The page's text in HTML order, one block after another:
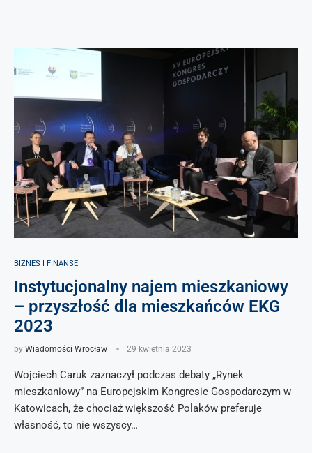
BIZNES I FINANSE
Instytucjonalny najem mieszkaniowy
– przyszłość dla mieszkańców EKG
2023
by Wiadomości Wrocław 29 kwietnia 2023
Wojciech Caruk zaznaczył podczas debaty „Rynek
mieszkaniowy” na Europejskim Kongresie Gospodarczym w
Katowicach, że chociaż większość Polaków preferuje
własność, to nie wszyscy…